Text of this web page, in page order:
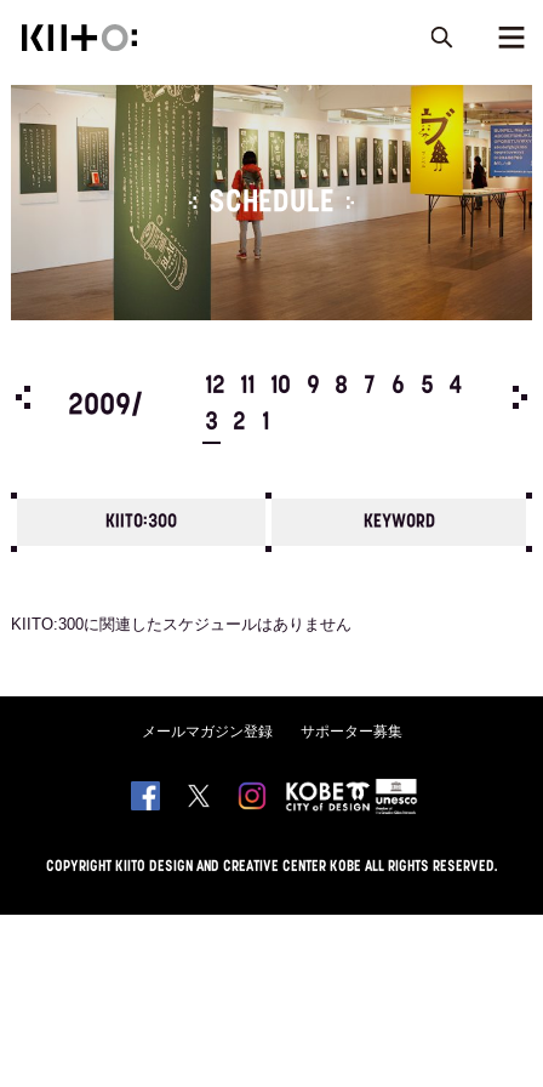
SCHEDULE
4
2009/
12 11 10 9 8 7 6 5
4
3
2 1
KIITO:300 KEYWORD
KIITO:300に関連したスケジュールはありません
メールマガジン登録 サポーター募集
COPYRIGHT KIITO DESIGN AND CREATIVE CENTER KOBE ALL RIGHTS RESERVED.